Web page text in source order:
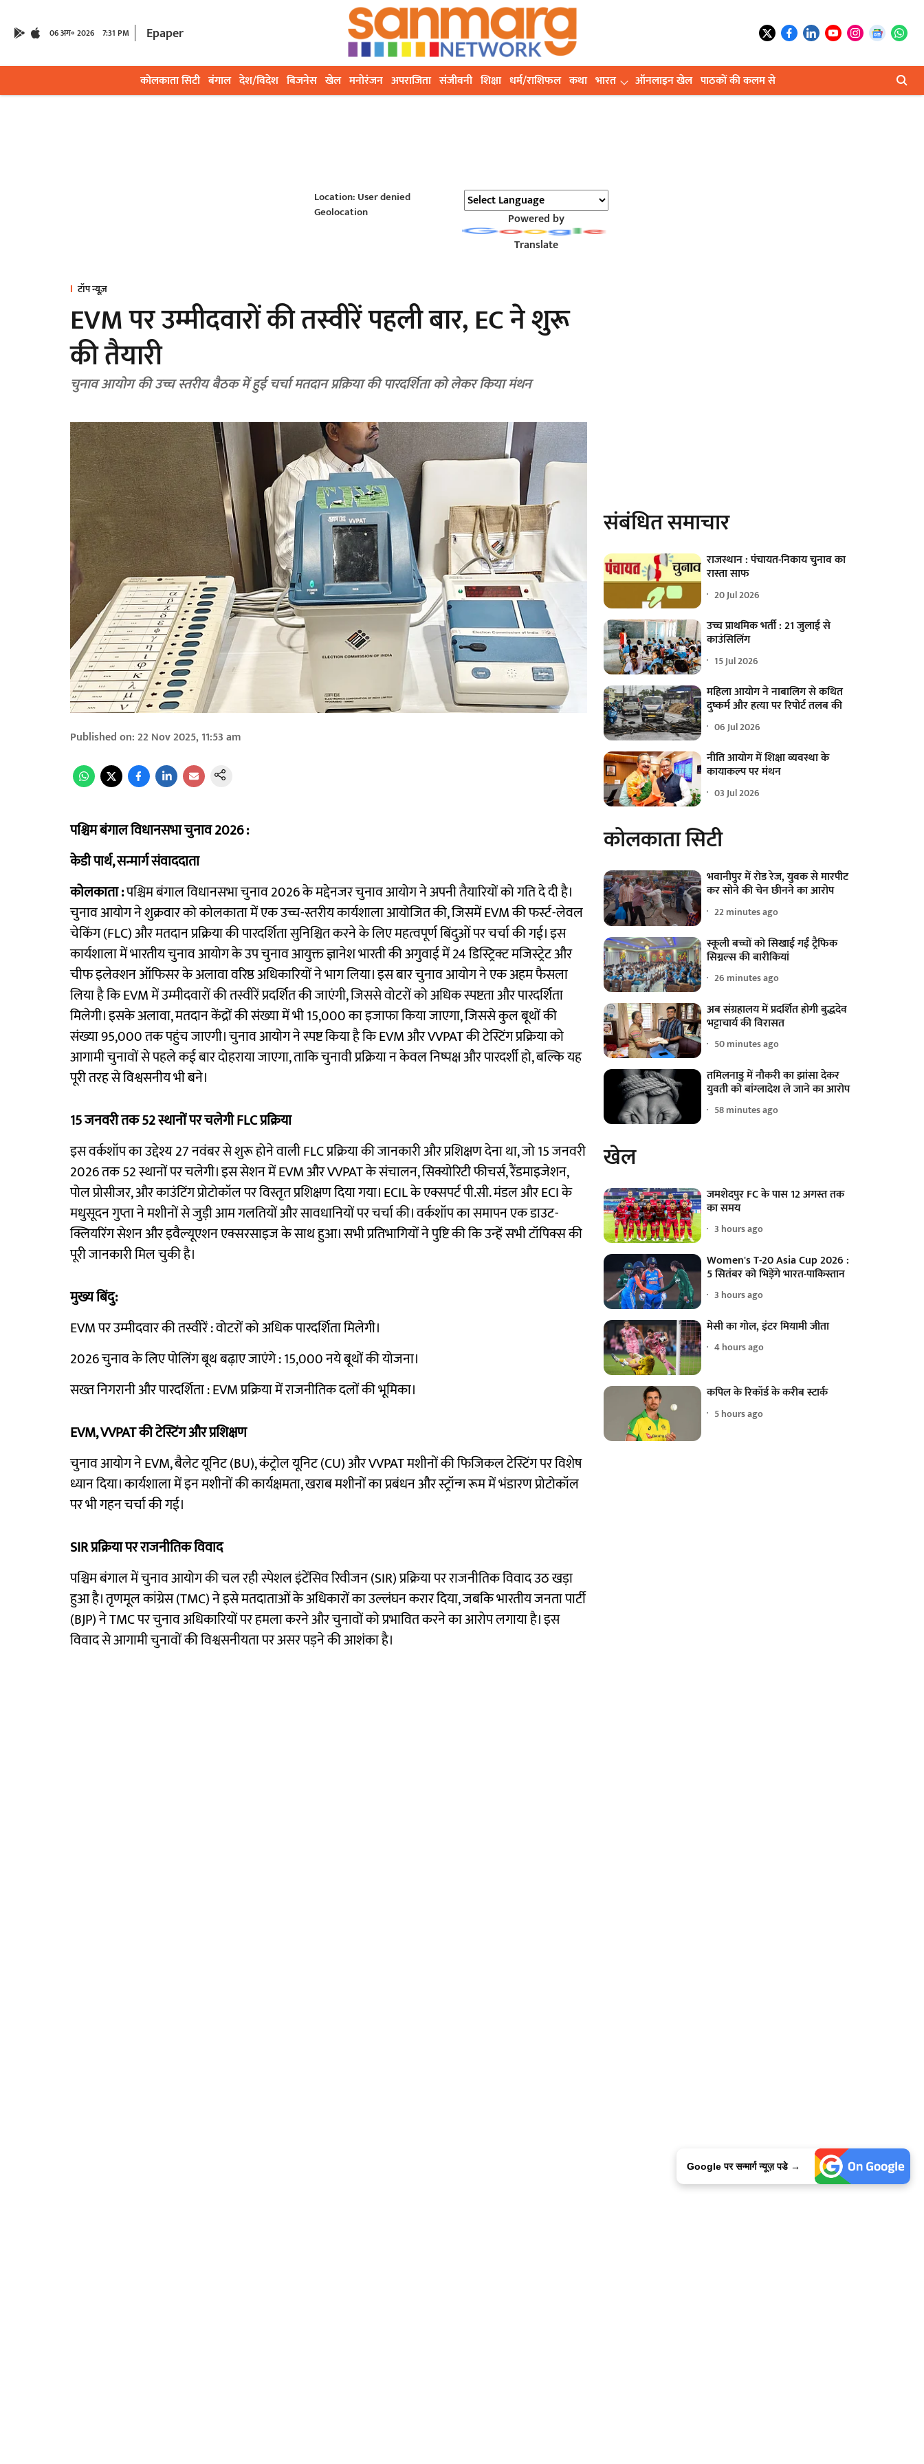
06 अग॰ 2026 7:31 PM Epaper
कोलकाता सिटी बंगाल देश/विदेश बिजनेस खेल मनोरंजन अपराजिता संजीवनी शिक्षा धर्म/राशिफल कथा भारत ऑनलाइन खेल पाठकों की कलम से
Location: User denied
Geolocation
Powered by
Translate
टॉप न्यूज़
EVM पर उम्मीदवारों की तस्वीरें पहली बार, EC ने शुरू
की तैयारी
चुनाव आयोग की उच्च स्तरीय बैठक में हुई चर्चा मतदान प्रक्रिया की पारदर्शिता को लेकर किया मंथन
Published on:22 Nov 2025, 11:53 am
पश्चिम बंगाल विधानसभा चुनाव 2026 :
केडी पार्थ, सन्मार्ग संवाददाता
कोलकाता :पश्चिम बंगाल विधानसभा चुनाव 2026 के मद्देनजर चुनाव आयोग ने अपनी तैयारियों को गति दे दी है।
चुनाव आयोग ने शुक्रवार को कोलकाता में एक उच्च-स्तरीय कार्यशाला आयोजित की, जिसमें EVM की फर्स्ट-लेवल
चेकिंग (FLC) और मतदान प्रक्रिया की पारदर्शिता सुनिश्चित करने के लिए महत्वपूर्ण बिंदुओं पर चर्चा की गई। इस
कार्यशाला में भारतीय चुनाव आयोग के उप चुनाव आयुक्त ज्ञानेश भारती की अगुवाई में 24 डिस्ट्रिक्ट मजिस्ट्रेट और
चीफ इलेक्शन ऑफिसर के अलावा वरिष्ठ अधिकारियों ने भाग लिया। इस बार चुनाव आयोग ने एक अहम फैसला
लिया है कि EVM में उम्मीदवारों की तस्वीरें प्रदर्शित की जाएंगी, जिससे वोटरों को अधिक स्पष्टता और पारदर्शिता
मिलेगी। इसके अलावा, मतदान केंद्रों की संख्या में भी 15,000 का इजाफा किया जाएगा, जिससे कुल बूथों की
संख्या 95,000 तक पहुंच जाएगी। चुनाव आयोग ने स्पष्ट किया है कि EVM और VVPAT की टेस्टिंग प्रक्रिया को
आगामी चुनावों से पहले कई बार दोहराया जाएगा, ताकि चुनावी प्रक्रिया न केवल निष्पक्ष और पारदर्शी हो, बल्कि यह
पूरी तरह से विश्वसनीय भी बने।
15 जनवरी तक 52 स्थानों पर चलेगी FLC प्रक्रिया
इस वर्कशॉप का उद्देश्य 27 नवंबर से शुरू होने वाली FLC प्रक्रिया की जानकारी और प्रशिक्षण देना था, जो 15 जनवरी
2026 तक 52 स्थानों पर चलेगी। इस सेशन में EVM और VVPAT के संचालन, सिक्योरिटी फीचर्स, रैंडमाइजेशन,
पोल प्रोसीजर, और काउंटिंग प्रोटोकॉल पर विस्तृत प्रशिक्षण दिया गया। ECIL के एक्सपर्ट पी.सी. मंडल और ECI के
मधुसूदन गुप्ता ने मशीनों से जुड़ी आम गलतियों और सावधानियों पर चर्चा की। वर्कशॉप का समापन एक डाउट-
क्लियरिंग सेशन और इवैल्यूएशन एक्सरसाइज के साथ हुआ। सभी प्रतिभागियों ने पुष्टि की कि उन्हें सभी टॉपिक्स की
पूरी जानकारी मिल चुकी है।
मुख्य बिंदु:
EVM पर उम्मीदवार की तस्वीरें : वोटरों को अधिक पारदर्शिता मिलेगी।
2026 चुनाव के लिए पोलिंग बूथ बढ़ाए जाएंगे : 15,000 नये बूथों की योजना।
सख्त निगरानी और पारदर्शिता : EVM प्रक्रिया में राजनीतिक दलों की भूमिका।
EVM, VVPAT की टेस्टिंग और प्रशिक्षण
चुनाव आयोग ने EVM, बैलेट यूनिट (BU), कंट्रोल यूनिट (CU) और VVPAT मशीनों की फिजिकल टेस्टिंग पर विशेष
ध्यान दिया। कार्यशाला में इन मशीनों की कार्यक्षमता, खराब मशीनों का प्रबंधन और स्ट्रॉन्ग रूम में भंडारण प्रोटोकॉल
पर भी गहन चर्चा की गई।
SIR प्रक्रिया पर राजनीतिक विवाद
पश्चिम बंगाल में चुनाव आयोग की चल रही स्पेशल इंटेंसिव रिवीजन (SIR) प्रक्रिया पर राजनीतिक विवाद उठ खड़ा
हुआ है। तृणमूल कांग्रेस (TMC) ने इसे मतदाताओं के अधिकारों का उल्लंघन करार दिया, जबकि भारतीय जनता पार्टी
(BJP) ने TMC पर चुनाव अधिकारियों पर हमला करने और चुनावों को प्रभावित करने का आरोप लगाया है। इस
विवाद से आगामी चुनावों की विश्वसनीयता पर असर पड़ने की आशंका है।
संबंधित समाचार
राजस्थान : पंचायत-निकाय चुनाव का
रास्ता साफ
20 Jul 2026
उच्च प्राथमिक भर्ती : 21 जुलाई से
काउंसिलिंग
15 Jul 2026
महिला आयोग ने नाबालिग से कथित
दुष्कर्म और हत्या पर रिपोर्ट तलब की
06 Jul 2026
नीति आयोग में शिक्षा व्यवस्था के
कायाकल्प पर मंथन
03 Jul 2026
कोलकाता सिटी
भवानीपुर में रोड रेज, युवक से मारपीट
कर सोने की चेन छीनने का आरोप
22 minutes ago
स्कूली बच्चों को सिखाई गईं ट्रैफिक
सिग्नल्स की बारीकियां
26 minutes ago
अब संग्रहालय में प्रदर्शित होगी बुद्धदेव
भट्टाचार्य की विरासत
50 minutes ago
तमिलनाडु में नौकरी का झांसा देकर
युवती को बांग्लादेश ले जाने का आरोप
58 minutes ago
खेल
जमशेदपुर FC के पास 12 अगस्त तक
का समय
3 hours ago
Women's T-20 Asia Cup 2026 :
5 सितंबर को भिड़ेंगे भारत-पाकिस्तान
3 hours ago
मेसी का गोल, इंटर मियामी जीता
4 hours ago
कपिल के रिकॉर्ड के करीब स्टार्क
5 hours ago
Google पर सन्मार्ग न्यूज़ पडे →